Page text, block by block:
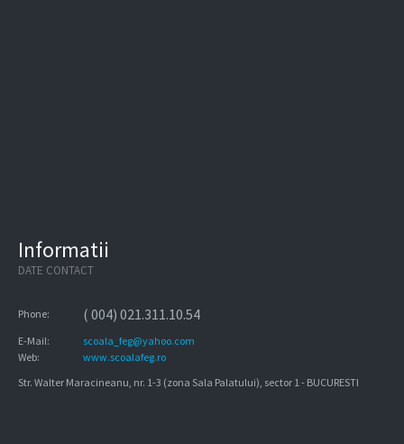
Informatii
DATE CONTACT
Phone: ( 004) 021.311.10.54
E-Mail:
scoala_feg@yahoo.com
Web:
www.scoalafeg.ro
Str. Walter Maracineanu, nr. 1-3 (zona Sala Palatului), sector 1 - BUCURESTI